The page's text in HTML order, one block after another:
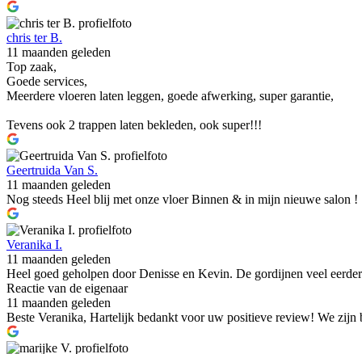
chris ter B.
11 maanden geleden
Top zaak,
Goede services,
Meerdere vloeren laten leggen, goede afwerking, super garantie,
Tevens ook 2 trappen laten bekleden, ook super!!!
Geertruida Van S.
11 maanden geleden
Nog steeds Heel blij met onze vloer Binnen & in mijn nieuwe salon !
Veranika I.
11 maanden geleden
Heel goed geholpen door Denisse en Kevin. De gordijnen veel
Reactie van de eigenaar
11 maanden geleden
Beste Veranika, Hartelijk bedankt voor uw positieve review! We